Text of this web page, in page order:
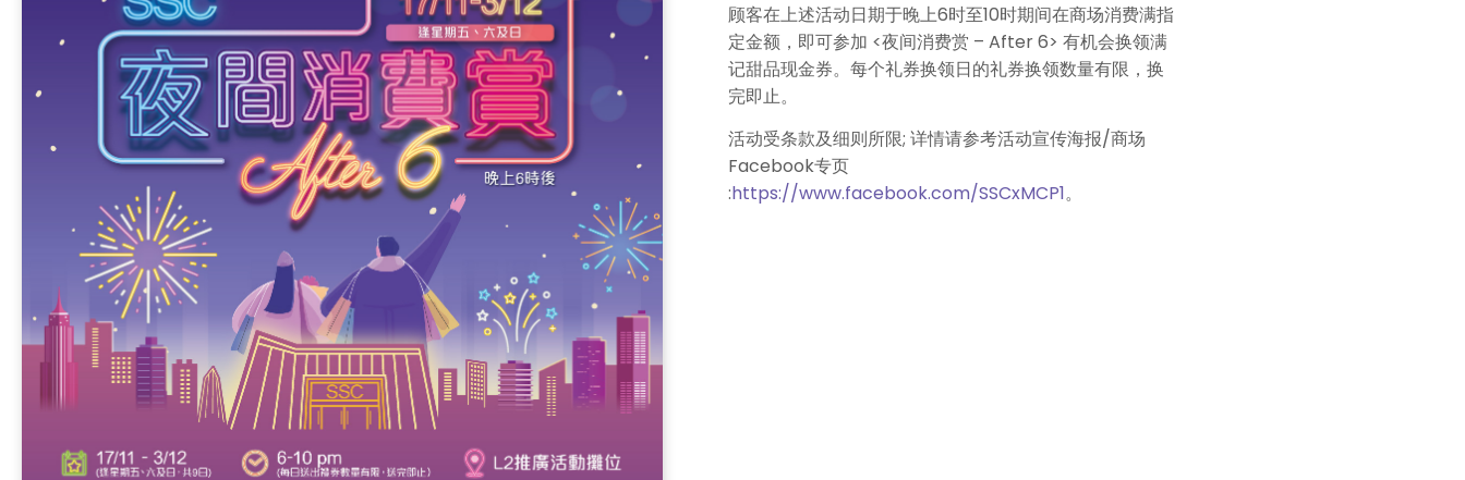
顾客在上述活动日期于晚上6时至10时期间在商场消费满指
定金额 ， 即可参加 <夜间消费赏 – After 6> 有机会换领满
记甜品现金券。每个礼券换领日的礼券换领数量有限，换
完即止。
活动受条款及细则所限; 详情请参考活动宣传海报/商场
Facebook专页
:https://www.facebook.com/SSCxMCP1。